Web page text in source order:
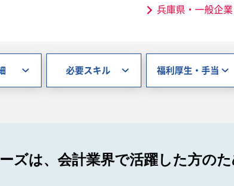
兵庫県・一般企
必要スキル 福利厚生・手当
ズは、会計業界で活躍した方のた